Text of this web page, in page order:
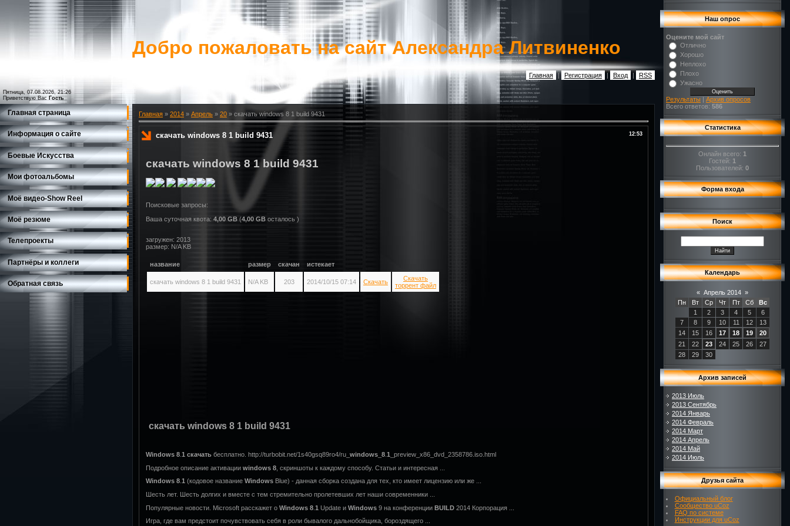
Пятница, 07.08.2026, 21:26
Приветствую Вас Гость
Добро пожаловать на сайт Александра Литвиненко
Главная | Регистрация | Вход | RSS
Главная страница
Информация о сайте
Боевые Искусства
Мои фотоальбомы
Моё видео-Show Reеl
Моё резюме
Телепроекты
Партнёры и коллеги
Обратная связь
Главная » 2014 » Апрель » 20 » скачать windows 8 1 build 9431
12:53
скачать windows 8 1 build 9431
скачать windows 8 1 build 9431
Ваша суточная квота: 4,00 GB (4,00 GB осталось )
загружен: 2013
размер: N/A KB
название размер скачан истекает
скачать windows 8 1 build 9431 N/A KB 203 2014/10/15 07:14 Скачать
Скачать
торрент файл
скачать windows 8 1 build 9431
Windows 8 1 скачать бесплатно. http://turbobit.net/1s40gsq89ro4/ru_ windows 8 1 _preview_x86_dvd_2358786.iso.html
Подробное описание активации windows 8 , скриншоты к каждому способу. Статьи и интересная ...
Windows 8.1 (кодовое название Windows Blue) - данная сборка создана для тех, кто имеет лицензию или же ...
Шесть лет. Шесть долгих и вместе с тем стремительно пролетевших лет наши современники ...
Популярные новости. Microsoft расскажет о Windows 8 1 Update и Windows 9 на конференции BUILD 2014 Корпорация ...
Игра, где вам предстоит почувствовать себя в роли бывалого дальнобойщика, бороздящего ...
Наш опрос
Оцените мой сайт
Отлично
Хорошо
Неплохо
Плохо
Ужасно
Результаты | Архив опросов
Всего ответов: 586
Статистика
Онлайн всего: 1
Гостей: 1
Пользователей: 0
Форма входа
Поиск
Календарь
« Апрель 2014 »
Пн
Вт Ср Чт Пт Сб
Вс
1
2 3 4 5
6
7
8 9 10 11 12
13
14
15 16 17 18 19
20
21
22 23 24 25 26
27
28
29 30
Архив записей
2013 Июль
2013 Сентябрь
2014 Январь
2014 Февраль
2014 Март
2014 Апрель
2014 Май
2014 Июль
Друзья сайта
Официальный блог
Сообщество uCoz
FAQ по системе
Инструкции для uCoz